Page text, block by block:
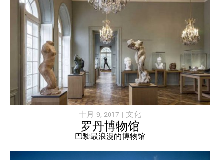
十月 9, 2017 | 文化
罗丹博物馆
巴黎最浪漫的博物馆